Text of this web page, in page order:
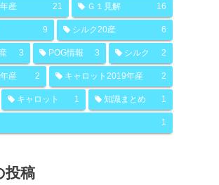
産 21 Ｇ１見解 16
9 シルク20産 6
3 POG情報 3 シルク 2
産 2 キャロット2019年産 2
キャロット 1 知識まとめ 1
1
投稿